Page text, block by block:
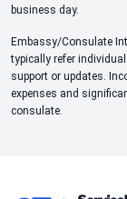
business day.
Embassy/Consulate
typically refer
support or updates.
expenses and
consulate.